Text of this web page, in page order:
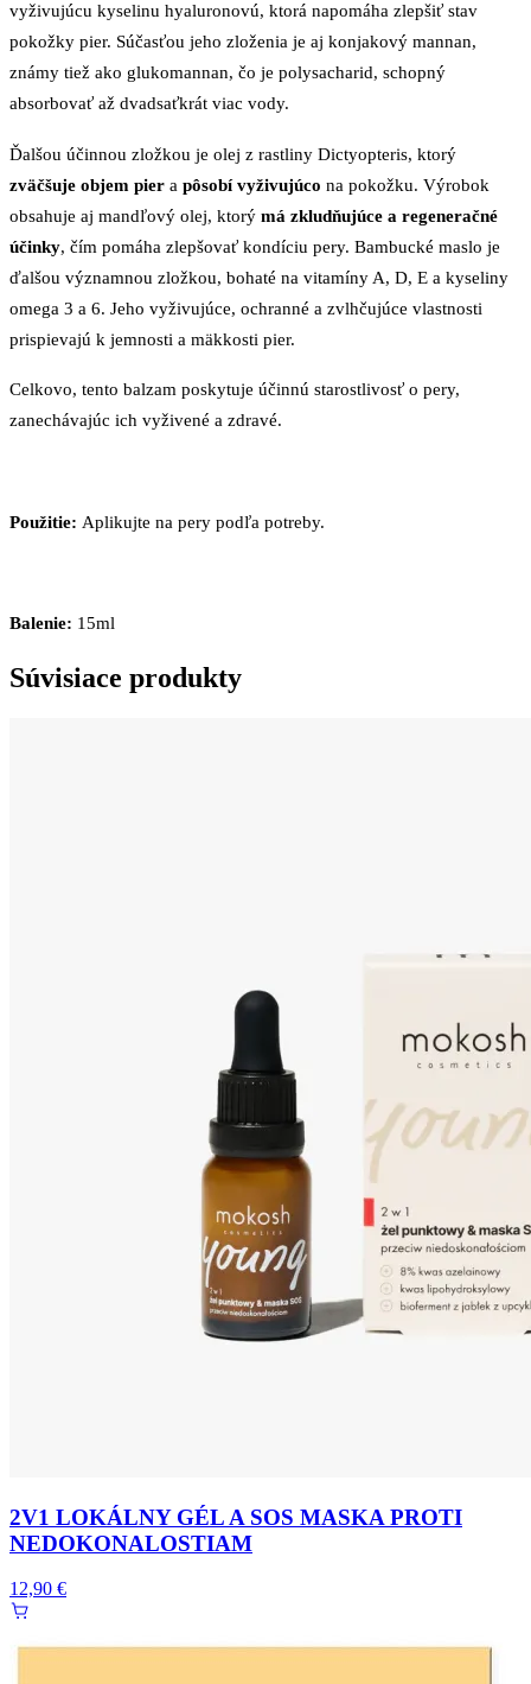
vyživujúcu kyselinu hyaluronovú, ktorá napomáha zlepšiť stav
pokožky pier. Súčasťou jeho zloženia je aj konjakový mannan,
známy tiež ako glukomannan, čo je polysacharid, schopný
absorbovať až dvadsaťkrát viac vody.
Ďalšou účinnou zložkou je olej z rastliny Dictyopteris, ktorý
zväčšuje objem pier a pôsobí vyživujúco na pokožku. Výrobok
obsahuje aj mandľový olej, ktorý má zkludňujúce a regeneračné
účinky, čím pomáha zlepšovať kondíciu pery. Bambucké maslo je
ďalšou významnou zložkou, bohaté na vitamíny A, D, E a kyseliny
omega 3 a 6. Jeho vyživujúce, ochranné a zvlhčujúce vlastnosti
prispievajú k jemnosti a mäkkosti pier.
Celkovo, tento balzam poskytuje účinnú starostlivosť o pery,
zanechávajúc ich vyživené a zdravé.
Použitie: Aplikujte na pery podľa potreby.
Balenie: 15ml
Súvisiace produkty
2V1 LOKÁLNY GÉL A SOS MASKA PROTI
NEDOKONALOSTIAM
12,90 €